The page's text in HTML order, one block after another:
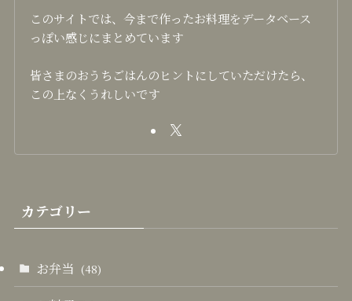
このサイトでは、今まで作ったお料理をデータベース
っぽい感じにまとめています
皆さまのおうちごはんのヒントにしていただけたら、
この上なくうれしいです
カテゴリー
お弁当 (48)